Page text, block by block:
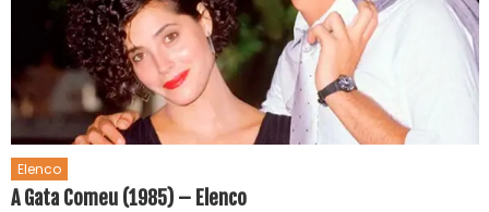
Elenco
A Gata Comeu (1985) – Elenco